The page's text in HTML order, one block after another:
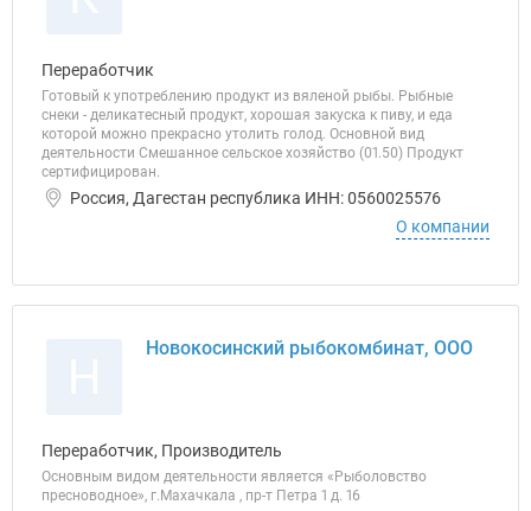
Переработчик
Готовый к употреблению продукт из вяленой рыбы. Рыбные
снеки - деликатесный продукт, хорошая закуска к пиву, и еда
которой можно прекрасно утолить голод. Основной вид
деятельности Смешанное сельское хозяйство (01.50) Продукт
сертифицирован.
Россия, Дагестан республика ИНН: 0560025576
О компании
Новокосинский рыбокомбинат, ООО
Переработчик, Производитель
Основным видом деятельности является «Рыболовство
пресноводное», г.Махачкала , пр-т Петра 1 д. 16